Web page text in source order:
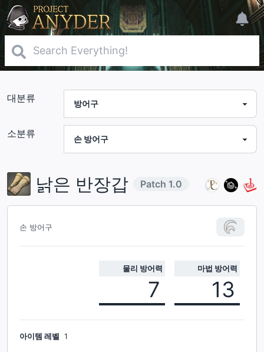
대분류
소분류
낡은 반장갑 Patch 1.0
손 방어구
물리 방어력
7
마법 방어력
13
아이템 레벨 1